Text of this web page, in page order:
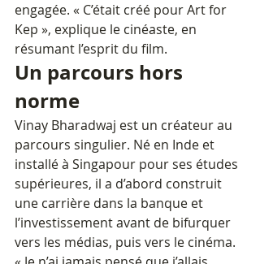
engagée. « C’était créé pour Art for
Kep », explique le cinéaste, en
résumant l’esprit du film.
Un parcours hors
norme
Vinay Bharadwaj est un créateur au
parcours singulier. Né en Inde et
installé à Singapour pour ses études
supérieures, il a d’abord construit
une carrière dans la banque et
l’investissement avant de bifurquer
vers les médias, puis vers le cinéma.